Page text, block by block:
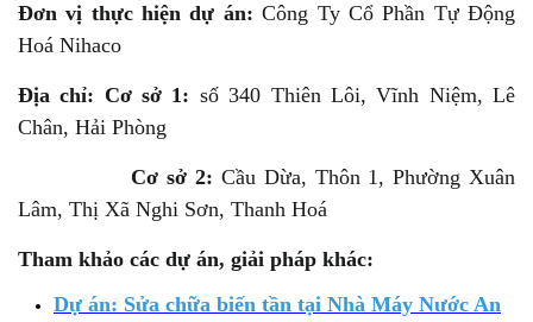
Đơn vị thực hiện dự án: Công Ty Cổ Phần Tự Động
Hoá Nihaco
Địa chỉ: Cơ sở 1: số 340 Thiên Lôi, Vĩnh Niệm, Lê
Chân, Hải Phòng
Cơ sở 2: Cầu Dừa, Thôn 1, Phường Xuân
Lâm, Thị Xã Nghi Sơn, Thanh Hoá
Tham khảo các dự án, giải pháp khác:
Dự án: Sửa chữa biến tần tại Nhà Máy Nước An